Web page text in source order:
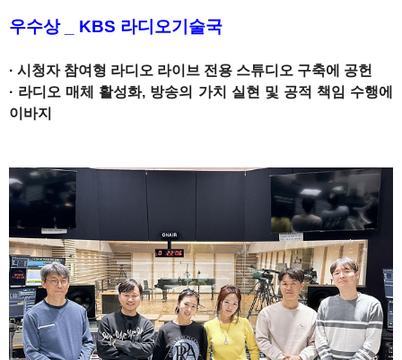
우수상 _ KBS 라디오기술국
· 시청자 참여형 라디오 라이브 전용 스튜디오 구축에 공헌
· 라디오 매체 활성화, 방송의 가치 실현 및 공적 책임 수행에
이바지